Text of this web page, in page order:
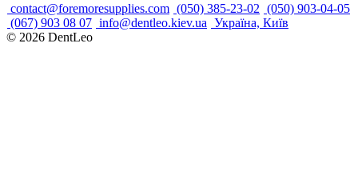
contact@foremoresupplies.com (050) 385-23-02 (050) 903-04-05
(067) 903 08 07 info@dentleo.kiev.ua Україна, Київ
© 2026 DentLeo